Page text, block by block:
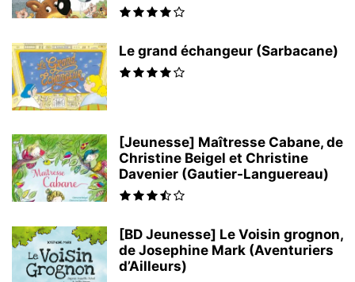
Le grand échangeur (Sarbacane)
[Jeunesse] Maîtresse Cabane, de
Christine Beigel et Christine
Davenier (Gautier-Languereau)
[BD Jeunesse] Le Voisin grognon,
de Josephine Mark (Aventuriers
d’Ailleurs)